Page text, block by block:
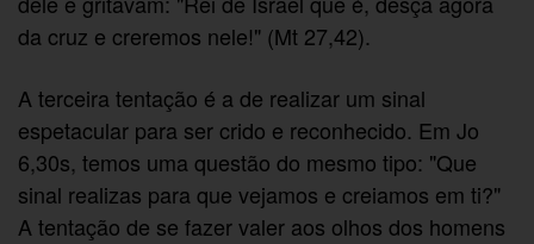
da cruz e creremos nele!" (Mt 27,42).
A terceira tentação é a de realizar um sinal
espetacular para ser crido e reconhecido. Em Jo
6,30s, temos uma questão do mesmo tipo: "Que
sinal realizas para que vejamos e creiamos em ti?"
A tentação de se fazer valer aos olhos dos homens